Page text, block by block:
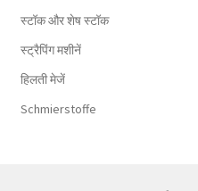
स्टॉक और शेष स्टॉक
स्ट्रैपिंग मशीनें
हिलती मेजें
Schmierstoffe